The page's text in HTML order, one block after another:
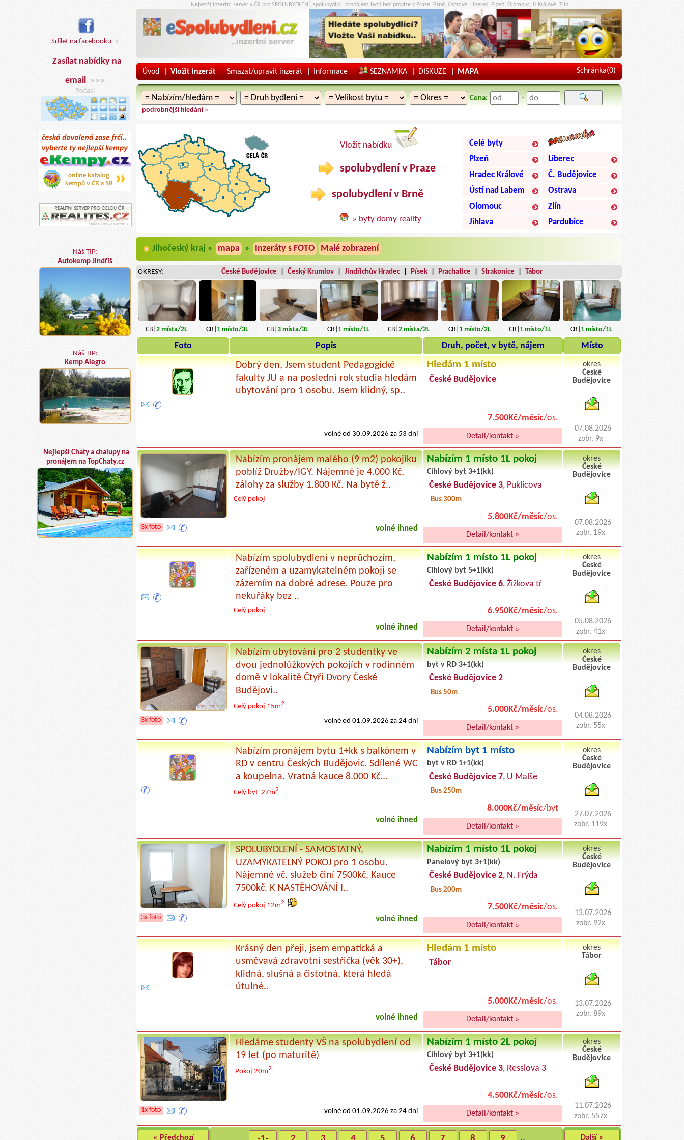
Sdílet na facebooku »
Zasílat nabídky na
email »»»
Počasí
Náš TIP:
Autokemp Jindřiš
Náš TIP:
Kemp Alegro
Nejlepší Chaty a chalupy na
pronájem na TopChaty.cz
..Nejvetší inzertní server v ČR pro SPOLUBYDLENÍ, spolubydlící, pronájem bytů bez provize v Praze, Brně, Ostravě, Liberec, Plzeň, Olomouc, H.Králové, Zlín.
Úvod | Vložit inzerát | Smazat/upravit inzerát | Informace | SEZNAMKA | DISKUZE | MAPA Schránka(0)
Cena: -
podrobnější hledání »
Vložit nabídku
spolubydlení v Praze
spolubydlení v Brně
» byty domy reality
Celé byty
Plzeň
Liberec
Hradec Králové
Č. Budějovice
Ústí nad Labem
Ostrava
Olomouc
Zlín
Jihlava
Pardubice
Jihočeský kraj » mapa » Inzeráty s FOTO Malé zobrazení
OKRESY: České Budějovice Český Krumlov Jindřichův Hradec Písek Prachatice Strakonice Tábor
CB| 2 místa/2L CB| 1místo/3L CB| 3 místa/3L CB| 1místo/1L CB| 2 místa/2L CB| 1místo/2L CB| 1 místo/1L CB| 1 místo/1L
Foto Popis Druh, počet, v bytě, nájem Místo
Dobrý den, Jsem student Pedagogické
fakulty JU a na poslední rok studia hledám
ubytování pro 1 osobu. Jsem klidný, sp..
volné od 30.09.2026 za 53 dní
Hledám 1 místo
České Budějovice
7.500Kč/měsíc/os.
Detail/kontakt »
okres
České
Budějovice
07.08.2026
zobr. 9x
3x foto
Nabízím pronájem malého (9 m2) pokojíku
poblíž Družby/IGY. Nájemné je 4.000 Kč,
zálohy za služby 1.800 Kč. Na bytě ž..
Celý pokoj
volné ihned
Nabízím 1 místo 1L pokoj
Cihlový byt 3+1(kk)
České Budějovice 3, Puklicova
Bus 300m
5.800Kč/měsíc/os.
Detail/kontakt »
okres
České
Budějovice
07.08.2026
zobr. 19x
Nabízím spolubydlení v neprůchozím,
zařízeném a uzamykatelném pokoji se
zázemím na dobré adrese. Pouze pro
nekuřáky bez ..
Celý pokoj
volné ihned
Nabízím 1 místo 1L pokoj
Cihlový byt 5+1(kk)
České Budějovice 6, Žižkova tř
6.950Kč/měsíc/os.
Detail/kontakt »
okres
České
Budějovice
05.08.2026
zobr. 41x
3x foto
Nabízím ubytování pro 2 studentky ve
dvou jednolůžkových pokojích v rodinném
domě v lokalitě Čtyři Dvory České
Budějovi..
Celý pokoj 15m2
volné od 01.09.2026 za 24 dní
Nabízím 2 místa 1L pokoj
byt v RD 3+1(kk)
České Budějovice 2
Bus 50m
5.000Kč/měsíc/os.
Detail/kontakt »
okres
České
Budějovice
04.08.2026
zobr. 55x
Nabízím pronájem bytu 1+kk s balkónem v
RD v centru Českých Budějovic. Sdílené WC
a koupelna. Vratná kauce 8.000 Kč...
Celý byt27m2
volné ihned
Nabízím byt 1 místo
byt v RD 1+1(kk)
České Budějovice 7, U Malše
Bus 250m
8.000Kč/měsíc/byt
Detail/kontakt »
okres
České
Budějovice
27.07.2026
zobr. 119x
3x foto
SPOLUBYDLENÍ - SAMOSTATNÝ,
UZAMYKATELNÝ POKOJ pro 1 osobu.
Nájemné vč. služeb činí 7500kč. Kauce
7500kč. K NASTĚHOVÁNÍ I..
Celý pokoj 12m2
volné ihned
Nabízím 1 místo 1L pokoj
Panelový byt 3+1(kk)
České Budějovice 2, N. Frýda
Bus 200m
7.500Kč/měsíc/os.
Detail/kontakt »
okres
České
Budějovice
13.07.2026
zobr. 92x
Krásný den přeji, jsem empatická a
usměvavá zdravotní sestřička (věk 30+),
klidná, slušná a čistotná, která hledá
útulné..
volné ihned
Hledám 1 místo
Tábor
5.000Kč/měsíc/os.
Detail/kontakt »
okres
Tábor
13.07.2026
zobr. 89x
1x foto
Hledáme studenty VŠ na spolubydlení od
19 let (po maturitě)
Pokoj 20m2
volné od 01.09.2026 za 24 dní
Nabízím 1 místo 2L pokoj
Cihlový byt 3+1(kk)
České Budějovice 3, Resslova 3
4.500Kč/měsíc/os.
Detail/kontakt »
okres
České
Budějovice
11.07.2026
zobr. 557x
« Předchozí Další »